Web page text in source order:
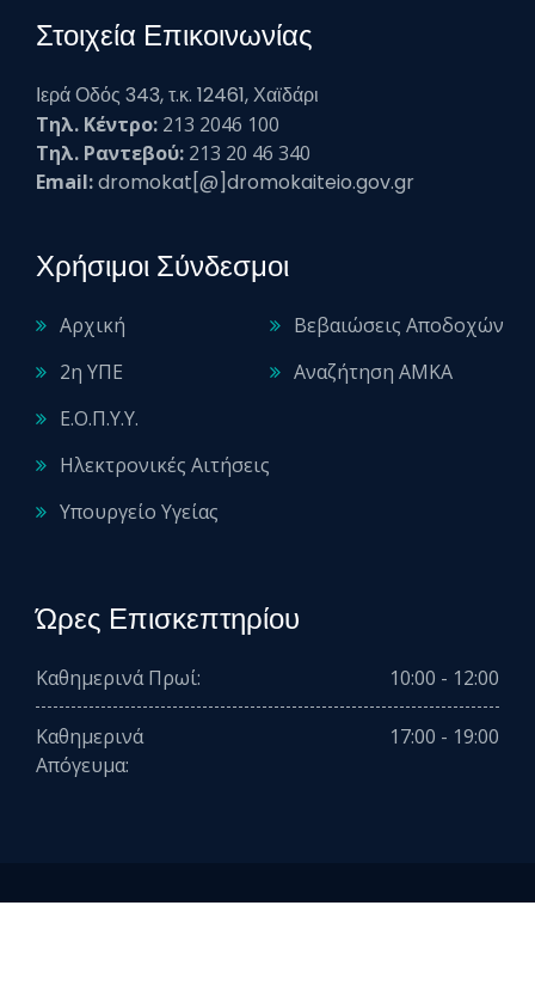
Στοιχεία Επικοινωνίας
Ιερά Οδός 343, τ.κ. 12461, Χαϊδάρι
Τηλ. Κέντρο: 213 2046 100
Τηλ. Ραντεβού: 213 20 46 340
Email:dromokat[@]dromokaiteio.gov.gr
Χρήσιμοι Σύνδεσμοι
Αρχική
2η ΥΠΕ
Ε.Ο.Π.Υ.Υ.
Ηλεκτρονικές Αιτήσεις
Υπουργείο Υγείας
Βεβαιώσεις Αποδοχών
Αναζήτηση ΑΜΚΑ
Ώρες Επισκεπτηρίου
Καθημερινά Πρωί: 10:00 - 12:00
Καθημερινά
Απόγευμα:
17:00 - 19:00